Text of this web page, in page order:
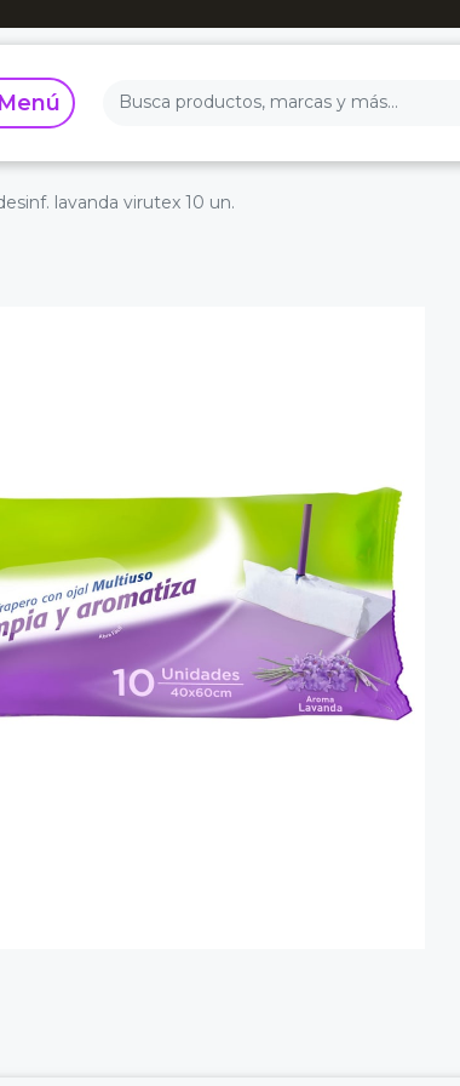
lavanda virutex 10 un.